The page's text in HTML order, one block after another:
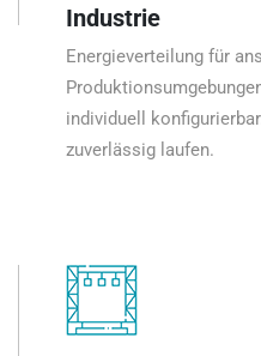
Industrie
Energieverteilung für
individuell
zuverlässig laufen.